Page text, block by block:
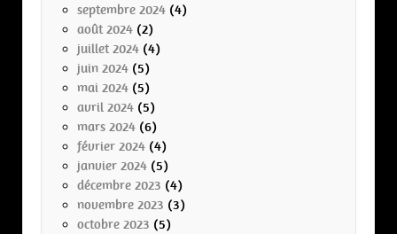
septembre 2024 (4)
août 2024 (2)
juillet 2024 (4)
juin 2024 (5)
mai 2024 (5)
avril 2024 (5)
mars 2024 (6)
février 2024 (4)
janvier 2024 (5)
décembre 2023 (4)
novembre 2023 (3)
octobre 2023 (5)